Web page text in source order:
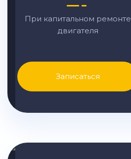
При капитальном ремонте
двигателя
Записаться